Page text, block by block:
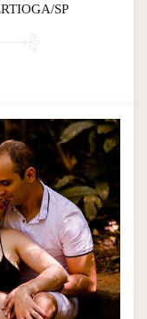
SP